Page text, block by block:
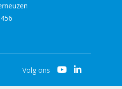
Volg ons